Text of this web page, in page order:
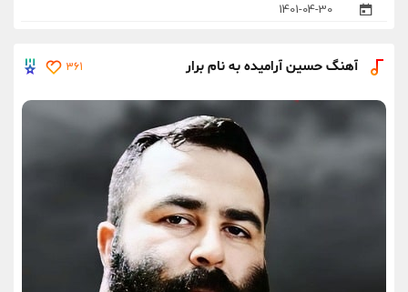
1401-04-30
آهنگ حسین آرامیده به نام برار 361